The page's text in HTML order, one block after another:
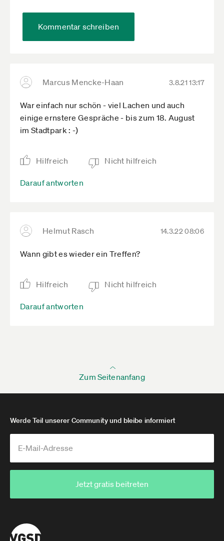
Kommentar schreiben
Marcus Mencke-Haan 3.8.21 13:17
War einfach nur schön - viel Lachen und auch
einige ernstere Gespräche - bis zum 18. August
im Stadtpark : -)
Hilfreich Nicht hilfreich
Darauf antworten
Helmut Rasch 14.3.22 08:06
Wann gibt es wieder ein Treffen?
Hilfreich Nicht hilfreich
Darauf antworten
Zum Seitenanfang
Werde Teil unserer Community und bleibe informiert
Jetzt gratis beitreten